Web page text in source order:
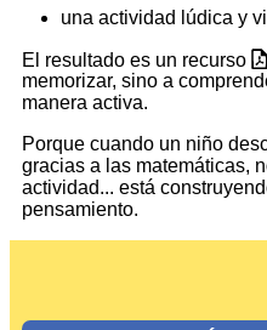
una actividad lúdica y
El resultado es un recurso
memorizar, sino a
manera activa.
Porque cuando un niño
gracias a las matemáticas,
actividad... está
pensamiento.